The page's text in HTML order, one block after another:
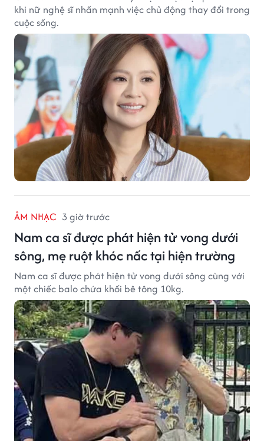
khi nữ nghệ sĩ nhấn mạnh việc chủ động thay đổi trong
cuộc sống.
ÂM NHẠC 3 giờ trước
Nam ca sĩ được phát hiện tử vong dưới
sông, mẹ ruột khóc nấc tại hiện trường
Nam ca sĩ được phát hiện tử vong dưới sông cùng với
một chiếc balo chứa khối bê tông 10kg.